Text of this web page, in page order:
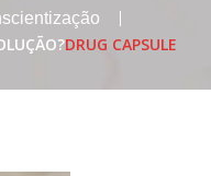
DRUG CAPSULE